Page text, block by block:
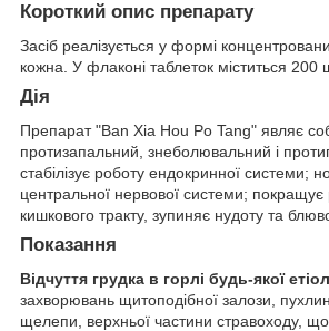
Короткий опис препарату
Засіб реалізується у формі
кожна. У флаконі таблеток міститься 200
Дія
Препарат "Ban Xia Hou Po Tang" являє
протизапальний, знеболювальний і
стабілізує роботу ендокринної системи;
центральної нервової системи;
кишкового тракту, зупиняє нудоту та
Показання
Відчуття грудка в горлі будь-якої
захворювань щитоподібної залози,
щелепи, верхньої частини стравоходу,